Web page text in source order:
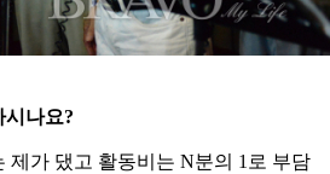
시나요?
제가 댔고 활동비는 N분의 1로 부담